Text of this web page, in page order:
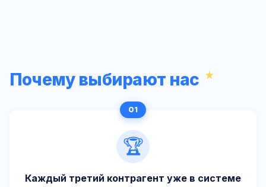
Почему выбирают нас
🏆
Каждый третий контрагент уже в системе